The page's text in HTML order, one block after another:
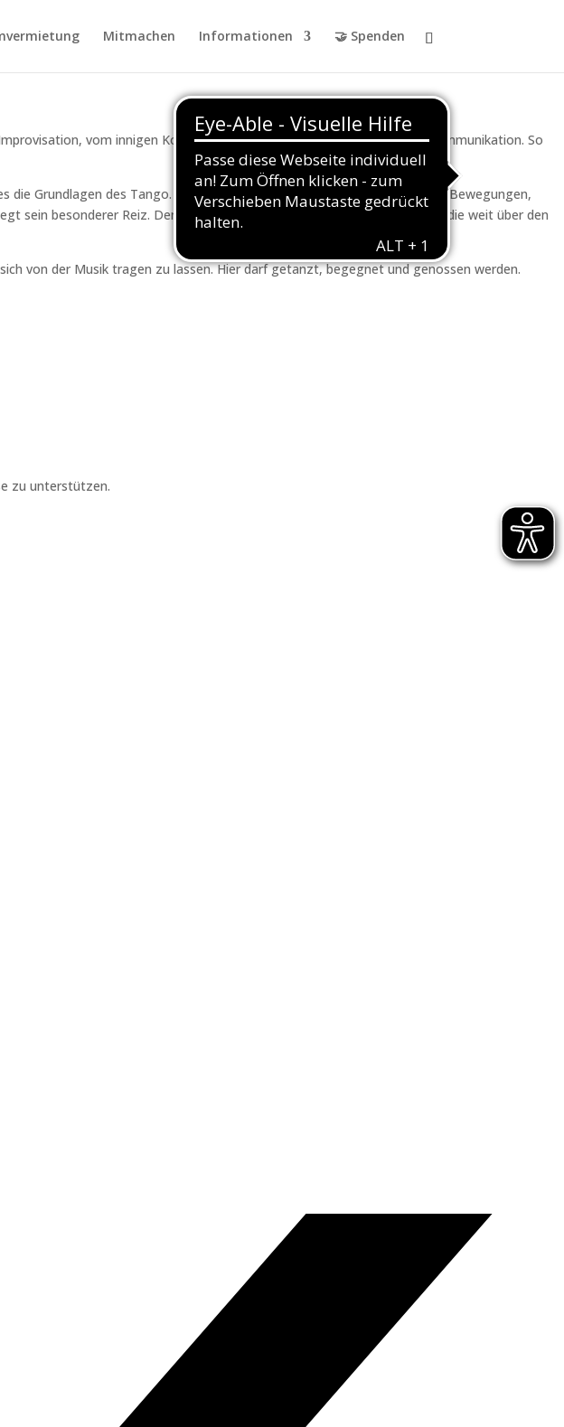
Mitmachen Informationen 🤝 Spenden
vom innigen Kontakt im Paar und von einer feinen, klaren Kommunikation. So
Grundlagen des Tango. Dabei geht es nicht nur um erste Schritte und Bewegungen,
sein besonderer Reiz. Denn wer dranbleibt, entdeckt eine Leidenschaft, die weit über den
von der Musik tragen zu lassen. Hier darf getanzt, begegnet und genossen werden.
zu unterstützen.